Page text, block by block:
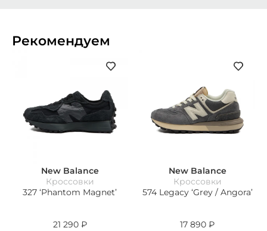
Рекомендуем
New Balance
Кроссовки
327 ‘Phantom Magnet’
21 290 ₽
New Balance
Кроссовки
574 Legacy ‘Grey / Angora’
17 890 ₽